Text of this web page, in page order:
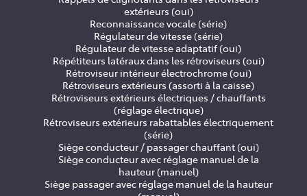
extérieurs (oui)
Reconnaissance vocale (série)
Régulateur de vitesse (série)
Régulateur de vitesse adaptatif (oui)
Répétiteurs latéraux dans les rétroviseurs (oui)
Rétroviseur intérieur électrochrome (oui)
Rétroviseurs extérieurs (assorti à la caisse)
Rétroviseurs extérieurs électriques / chauffants
(réglage électrique)
Rétroviseurs extérieurs rabattables électriquement
(série)
Siège conducteur / passager chauffant (oui)
Siège conducteur avec réglage manuel de la
hauteur (manuel)
Siège passager avec réglage manuel de la hauteur